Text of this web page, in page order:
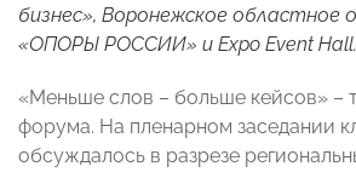
бизнес», Воронежское областное
«ОПОРЫ РОССИИ» и Expo Event Hall.
«Меньше слов – больше кейсов» –
форума. На пленарном заседании
обсуждалось в разрезе